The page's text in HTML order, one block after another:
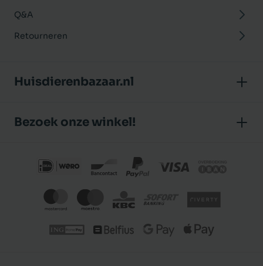
Q&A
Retourneren
Huisdierenbazaar.nl
Klantbeoordelingen
Privacybeleid
Bezoek onze winkel!
J.P. Poelstraat 8
Nederland